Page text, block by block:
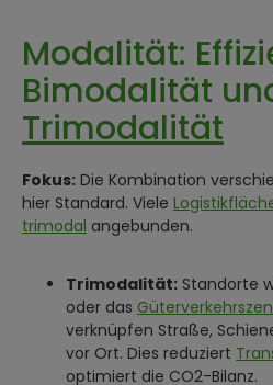
Modalität:
Bimodalität
Trimodalität
Fokus: Die Kombination
hier Standard. Viele
trimodal angebunden.
Trimodalität: Standorte
oder das
verknüpfen Straße,
vor Ort. Dies reduziert
optimiert die CO2-Bilanz.